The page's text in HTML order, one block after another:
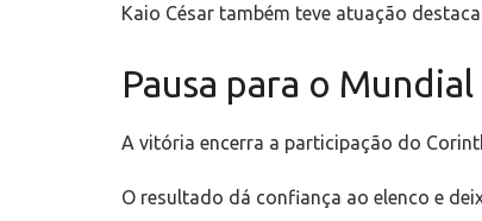
Kaio César também teve atuação
Pausa para o Mundial
A vitória encerra a participação do
O resultado dá confiança ao elenco e